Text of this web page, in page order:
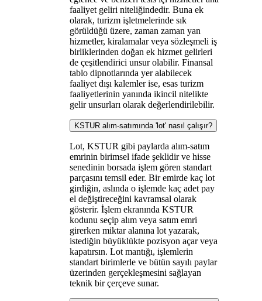
faaliyet geliri niteliğindedir. Buna ek
olarak, turizm işletmelerinde sık
görüldüğü üzere, zaman zaman yan
hizmetler, kiralamalar veya sözleşmeli iş
birliklerinden doğan ek hizmet gelirleri
de çeşitlendirici unsur olabilir. Finansal
tablo dipnotlarında yer alabilecek
faaliyet dışı kalemler ise, esas turizm
faaliyetlerinin yanında ikincil nitelikte
gelir unsurları olarak değerlendirilebilir.
KSTUR alım-satımında 'lot' nasıl çalışır?
Lot, KSTUR gibi paylarda alım-satım
emrinin birimsel ifade şeklidir ve hisse
senedinin borsada işlem gören standart
parçasını temsil eder. Bir emirde kaç lot
girdiğin, aslında o işlemde kaç adet pay
el değiştireceğini kavramsal olarak
gösterir. İşlem ekranında KSTUR
kodunu seçip alım veya satım emri
girerken miktar alanına lot yazarak,
istediğin büyüklükte pozisyon açar veya
kapatırsın. Lot mantığı, işlemlerin
standart birimlerle ve bütün sayılı paylar
üzerinden gerçekleşmesini sağlayan
teknik bir çerçeve sunar.